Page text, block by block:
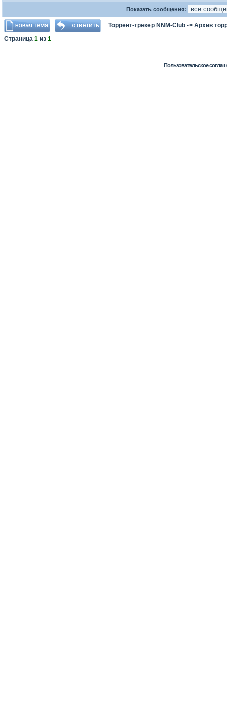
Показать сообщения:
Торрент-трекер NNM-Club -> Архив
Страница 1 из 1
Пользовательское